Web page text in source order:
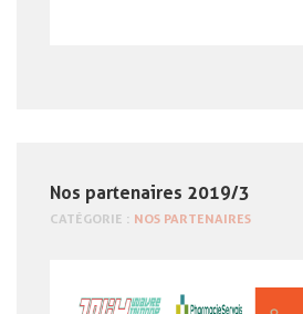
Nos partenaires 2019/3
CATÉGORIE : NOS PARTENAIRES